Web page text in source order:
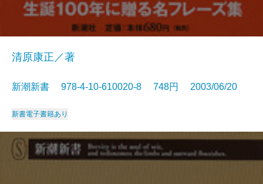
清原康正／著
新潮新書 978-4-10-610020-8 748円 2003/06/20
新書電子書籍あり